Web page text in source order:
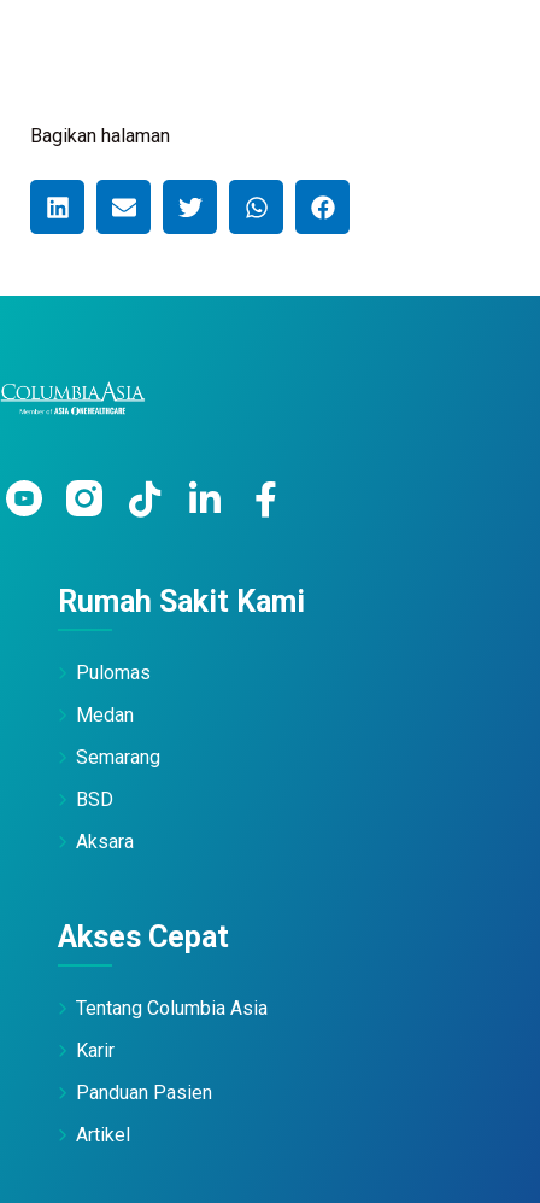
Bagikan halaman
Rumah Sakit Kami
Pulomas
Medan
Semarang
BSD
Aksara
Akses Cepat
Tentang Columbia Asia
Karir
Panduan Pasien
Artikel